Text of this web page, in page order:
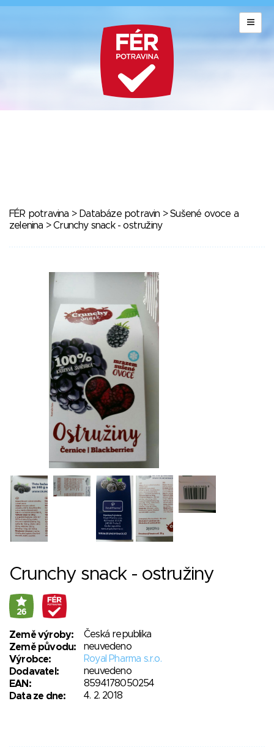
FÉR potravina > Databáze potravin >Sušené ovoce a
zelenina > Crunchy snack - ostružiny
Crunchy snack - ostružiny
26
Země výroby:
Česká republika
Země původu:
neuvedeno
Výrobce:
Royal Pharma s.r.o.
Dodavatel:
neuvedeno
EAN:
8594178050254
Data ze dne:
4. 2. 2018